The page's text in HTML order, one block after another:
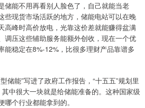
储能不用再看别人脸色了，自己就能当老
些现货市场活跃的地方，储能电站可以在晚
高峰时高价放电，光靠这价差就能赚得盆满
调压这些辅助服务能额外创收，现在一个优
能稳定在8%-12%，比很多理财产品靠谱多
储能”写进了政府工作报告，“十五五”规划里
中很大一块就是给储能准备的。这种国家级
个行业都能拿到的。